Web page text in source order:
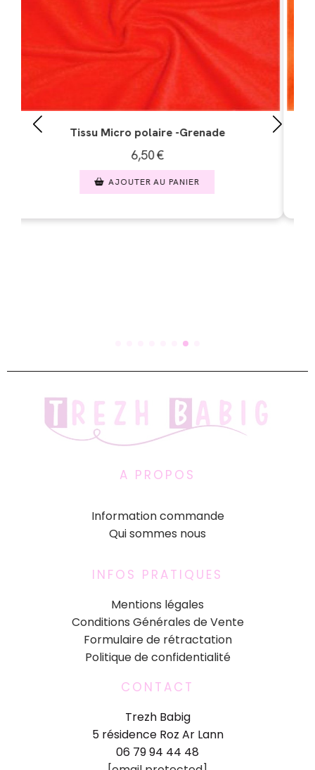
Tissu Micro polaire - Orange
6,50
AJOUTER AU PANIER
A PROPOS
Information commande
Qui sommes nous
INFOS PRATIQUES
Mentions légales
Conditions Générales de Vente
Formulaire de rétractation
Politique de confidentialité
CONTACT
Trezh Babig
5 résidence Roz Ar Lann
06 79 94 44 48